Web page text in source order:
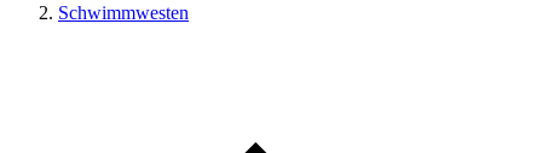
Schwimmwesten